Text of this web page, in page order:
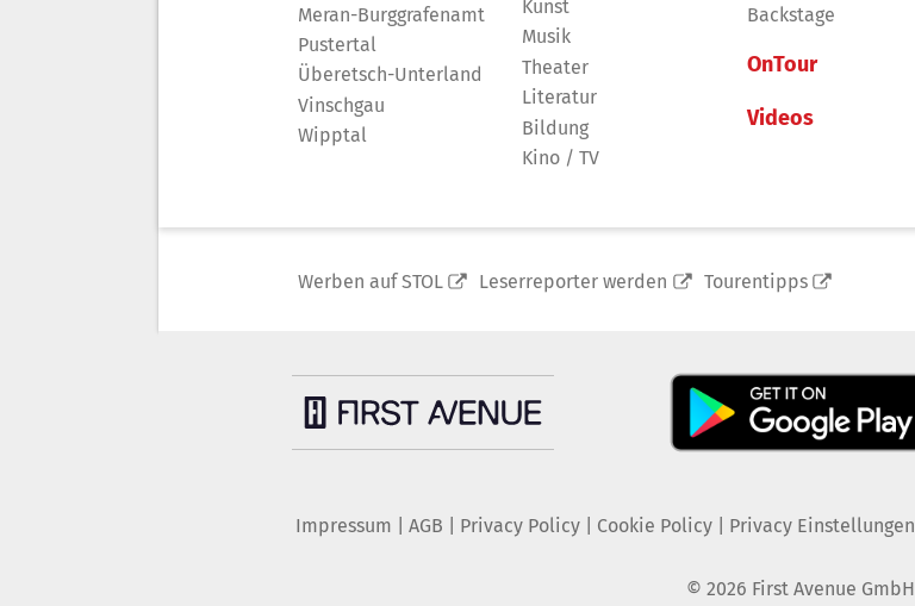
Meran-Burggrafenamt
Pustertal
Überetsch-Unterland
Vinschgau
Wipptal
Kunst
Musik
Theater
Literatur
Bildung
Kino / TV
Backstage
OnTour
Videos
Werben auf STOL Leserreporter werden Tourentipps
Impressum AGB Privacy Policy| Cookie Policy| Privacy Einstellungen
© 2026 First Avenue GmbH